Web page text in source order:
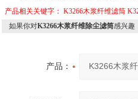
产品相关关键字： K3266木浆纤维滤筒
如果你对K3266木浆纤维除尘滤筒感兴趣
产品：